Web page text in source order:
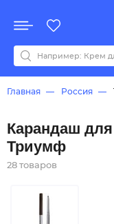
Все бренды
0-9ABCDEFGHIJKLM
Главная Россия
Карандаш
Триумф
28 товаров